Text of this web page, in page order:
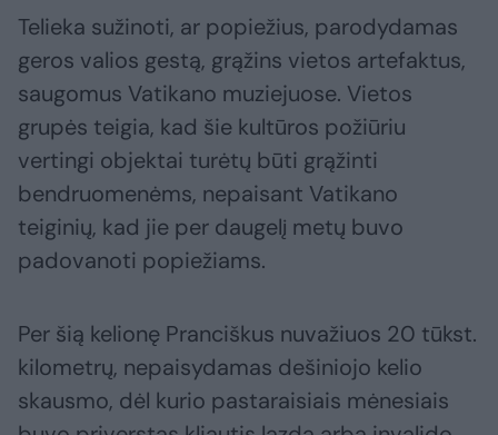
Telieka sužinoti, ar popiežius, parodydamas
geros valios gestą, grąžins vietos artefaktus,
saugomus Vatikano muziejuose. Vietos
grupės teigia, kad šie kultūros požiūriu
vertingi objektai turėtų būti grąžinti
bendruomenėms, nepaisant Vatikano
teiginių, kad jie per daugelį metų buvo
padovanoti popiežiams.
Per šią kelionę Pranciškus nuvažiuos 20 tūkst.
kilometrų, nepaisydamas dešiniojo kelio
skausmo, dėl kurio pastaraisiais mėnesiais